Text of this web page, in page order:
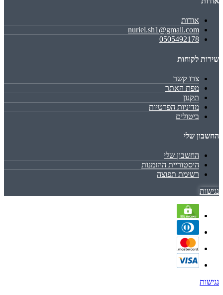
אודות
nuriel.sh1@gmail.com
0505492178
שירות לקוחות
צרו קשר
מפת האתר
תקנון
מדיניות הפרטיות
ביטולים
החשבון שלי
החשבון שלי
היסטוריית ההזמנות
רשימת תפוצה
נגישות
נגישות